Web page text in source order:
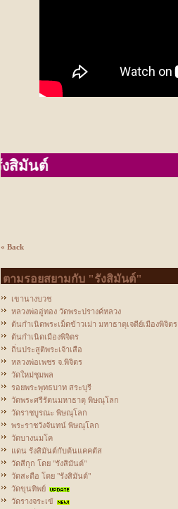
« Back
ตามรอยสยามกับ "รังสิมันต์"
เขานางบวช
หลวงพ่ออู่ทอง วัดพระปรางค์หลวง
ต้นกำเนิดพระเม็ดข้าวเม่า มหาธาตุเจดีย์เมืองพิจิตร
ต้นกำเนิดเมืองพิจิตร
ถิ่นประสูติพระเจ้าเสือ
หลวงพ่อเพชร จ.พิจิตร
วัดใหม่ชุมพล
รอยพระพุทธบาท สระบุรี
วัดพระศรีรัตนมหาธาตุ พิษณุโลก
วัดราชบูรณะ พิษณุโลก
พระราชวังจันทน์ พิษณุโลก
วัดบางนมโค
แดน รังสิมันต์กับต้นแคคตัส
วัดสีกุก โดย "รังสิมันต์"
วัดสะตือ โดย "รังสิมันต์"
วัดขุนทิพย์
วัดรางจระเข้